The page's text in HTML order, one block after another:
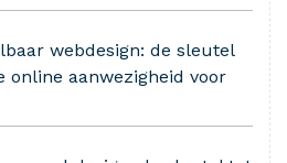
webdesign: de sleutel
online aanwezigheid voor